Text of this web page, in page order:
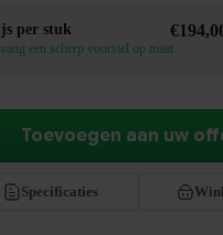
per stuk €
een scherp voorstel op maat
Specificaties
Toevoegen aan uw